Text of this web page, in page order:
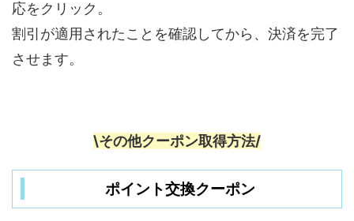
応をクリック。
割引が適用されたことを確認してから、決済を完了
させます。
\その他クーポン取得方法/
ポイント交換クーポン